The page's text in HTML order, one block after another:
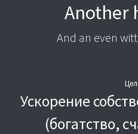
Another
And an even
Ускорение
(богатство,